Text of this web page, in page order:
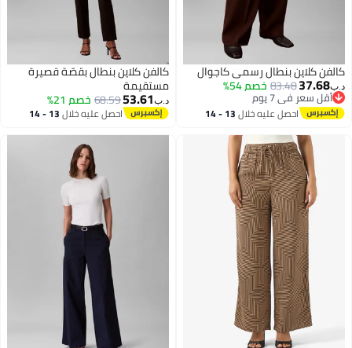
بنطال رسمي كاجوال
83.48خصم 54%
في 7 يوم
في 7 يوم
احصل عليه خلال 13 - 14
كالفن كلاين بنطال بقصّة قصيرة
مستقيمة
53.61
68.59خصم 21%
احصل عليه خلال 13 - 14